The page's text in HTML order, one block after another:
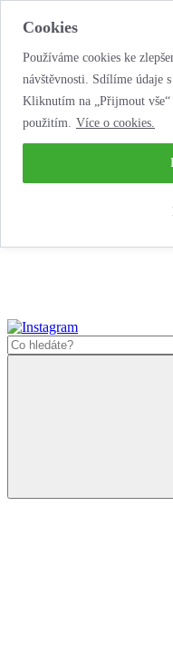
Cookies
Používáme cookies ke
návštěvnosti. Sdílíme údaje
Kliknutím na „Přijmout vše“
použitím. Více o cookies.
...neobyčejná jízda